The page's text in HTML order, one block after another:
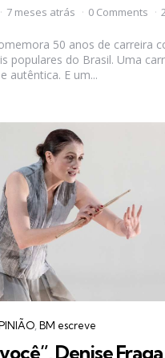
7 meses atrás 0 Comments
50 anos de carreira
populares do Brasil. Uma
autêntica. E um...
BM escreve
Denise